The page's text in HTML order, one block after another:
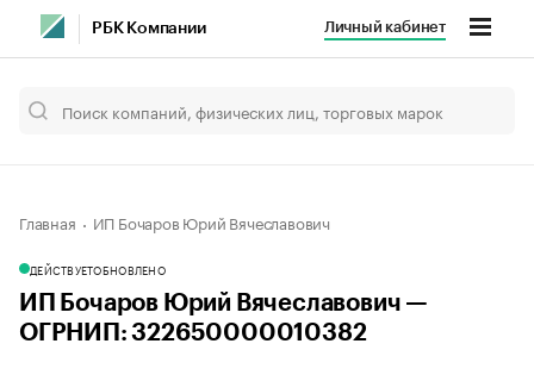
РБК Компании Личный кабинет
Главная ИП Бочаров Юрий Вячеславович
ДЕЙСТВУЕТОБНОВЛЕНО
ИП Бочаров Юрий Вячеславович —
ОГРНИП: 322650000010382